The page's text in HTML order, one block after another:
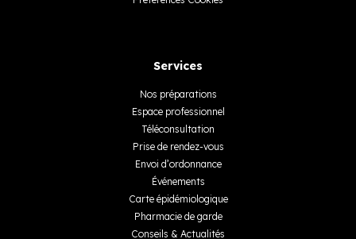
Services
Nos préparations
Espace professionnel
Téléconsultation
Prise de rendez-vous
Envoi d’ordonnance
Événements
Carte épidémiologique
Pharmacie de garde
Conseils & Actualités